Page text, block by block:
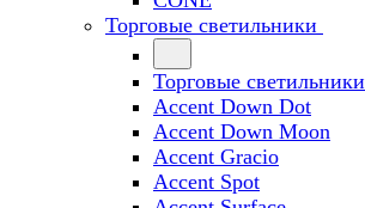
Торговые светильники
Торговые светильники
Accent Down Dot
Accent Down Moon
Accent Gracio
Accent Spot